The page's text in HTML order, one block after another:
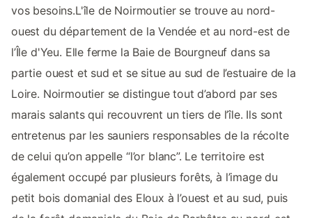
vos besoins.L'île de Noirmoutier se trouve au nord-
ouest du département de la Vendée et au nord-est de
l’Île d'Yeu. Elle ferme la Baie de Bourgneuf dans sa
partie ouest et sud et se situe au sud de l’estuaire de la
Loire. Noirmoutier se distingue tout d’abord par ses
marais salants qui recouvrent un tiers de l’île. Ils sont
entretenus par les sauniers responsables de la récolte
de celui qu’on appelle “l’or blanc”. Le territoire est
également occupé par plusieurs forêts, à l’image du
petit bois domanial des Eloux à l’ouest et au sud, puis